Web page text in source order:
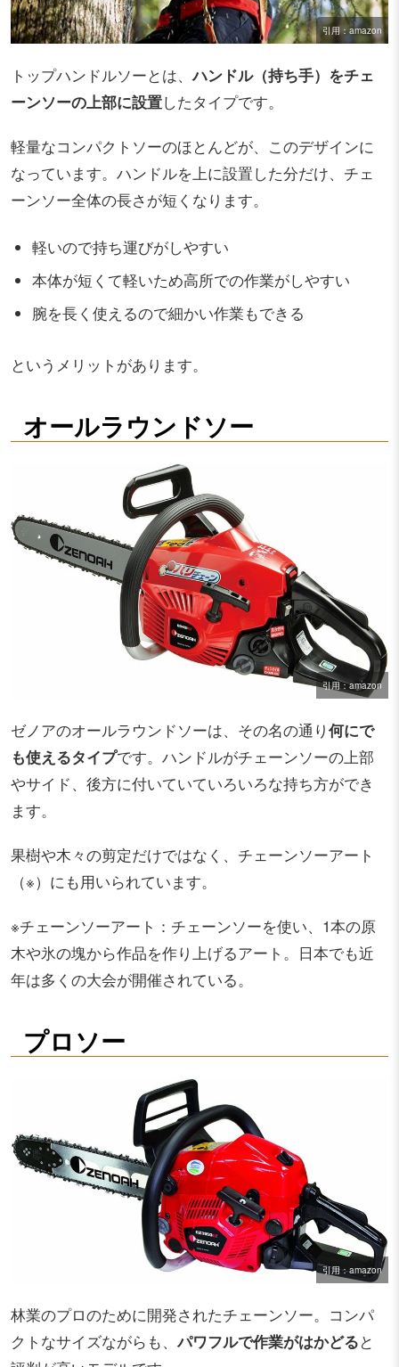
引用：amazon
トップハンドルソーとは、ハンドル（持ち手）をチェ
ーンソーの上部に設置したタイプです。
軽量なコンパクトソーのほとんどが、このデザインに
なっています。ハンドルを上に設置した分だけ、チェ
ーンソー全体の長さが短くなります。
軽いので持ち運びがしやすい
本体が短くて軽いため高所での作業がしやすい
腕を長く使えるので細かい作業もできる
というメリットがあります。
オールラウンドソー
引用：amazon
ゼノアのオールラウンドソーは、その名の通り何にで
も使えるタイプです。ハンドルがチェーンソーの上部
やサイド、後方に付いていていろいろな持ち方ができ
ます。
果樹や木々の剪定だけではなく、チェーンソーアート
（※）にも用いられています。
※チェーンソーアート：チェーンソーを使い、1本の原
木や氷の塊から作品を作り上げるアート。日本でも近
年は多くの大会が開催されている。
プロソー
引用：amazon
林業のプロのために開発されたチェーンソー。コンパ
クトなサイズながらも、パワフルで作業がはかどると